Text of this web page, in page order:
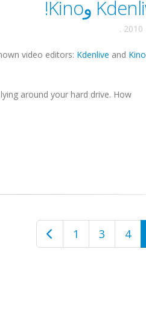
.
video editors: Kdenlive and Kino
around your hard drive. How ...
1 3 4